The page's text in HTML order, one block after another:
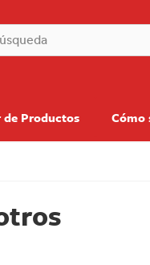
de Productos Cómo